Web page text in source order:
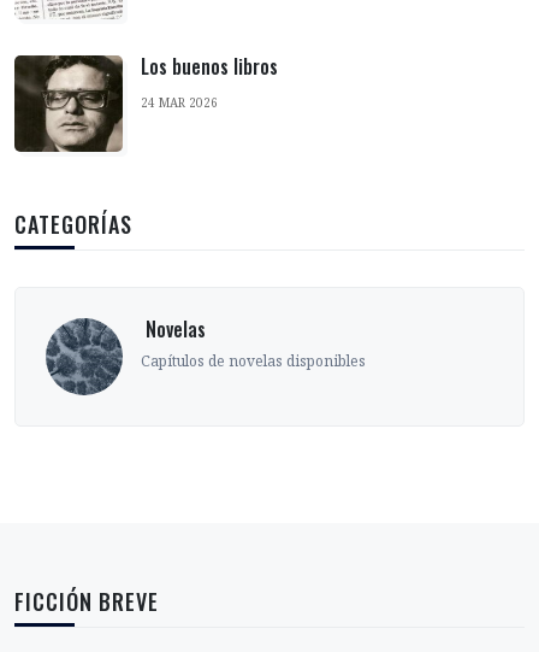
Los buenos libros
24 MAR 2026
CATEGORÍAS
‎ Novelas
Capítulos de novelas disponibles
FICCIÓN BREVE